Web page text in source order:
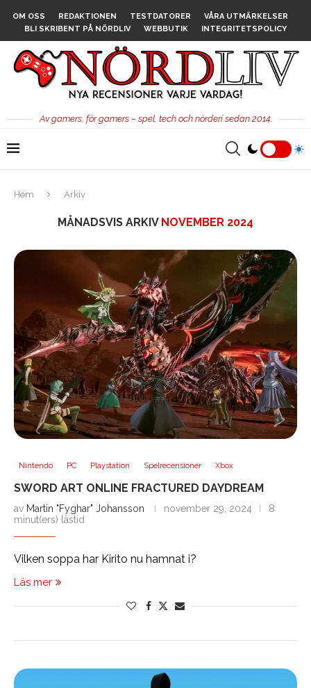
OM OSS REDAKTIONEN TESTDATORER
VÅRA UTMÄRKELSER
BLI SKRIBENT PÅ NÖRDLIV
WEBBUTIK INTEGRITETSPOLICY
Av gamers, för gamers – spel, tech och nörderi sedan 2014.
Hem Arkiv
MÅNADSVIS ARKIV NOVEMBER 2024
Nintendo PC Playstation Spelrecensioner Xbox
SWORD ART ONLINE FRACTURED DAYDREAM
av Martin "Fyghar" Johansson november 29, 2024
8
minut(ers) lästid
Vilken soppa har Kirito nu hamnat i?
Läs mer